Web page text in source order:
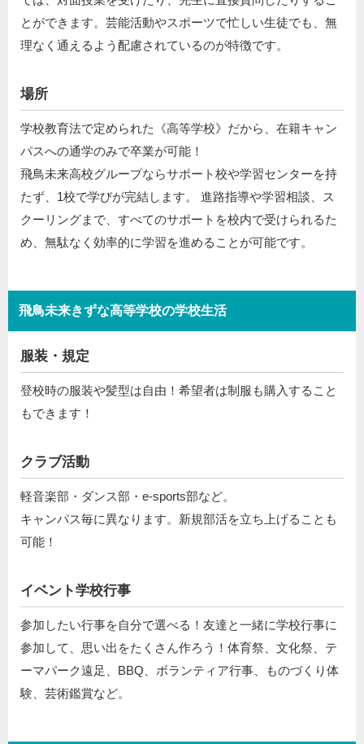
とができます。芸能活動やスポーツで忙しい生徒でも、無
理なく通えるよう配慮されているのが特徴です。
場所
学校教育法で定められた《高等学校》だから、在籍キャン
パスへの通学のみで卒業が可能！
飛鳥未来高校グループならサポート校や学習センターを持
たず、1校で学びが完結します。 進路指導や学習相談、ス
クーリングまで、すべてのサポートを校内で受けられるた
め、無駄なく効率的に学習を進めることが可能です。
飛鳥未来きずな高等学校の学校生活
服装・規定
登校時の服装や髪型は自由！希望者は制服も購入すること
もできます！
クラブ活動
軽音楽部・ダンス部・e-sports部など。
キャンパス毎に異なります。新規部活を立ち上げることも
可能！
イベント学校行事
参加したい行事を自分で選べる！友達と一緒に学校行事に
参加して、思い出をたくさん作ろう！体育祭、文化祭、テ
ーマパーク遠足、BBQ、ボランティア行事、ものづくり体
験、芸術鑑賞など。